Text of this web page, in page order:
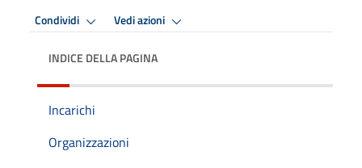
Condividi Vedi azioni
INDICE DELLA PAGINA
Incarichi
Organizzazioni